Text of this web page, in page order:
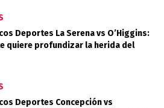
Deportes La Serena vs O’Higgins:
quiere profundizar la herida del
Deportes Concepción vs